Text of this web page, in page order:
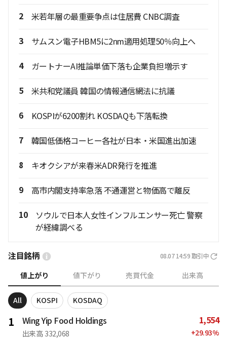
2 米若年層の最重要争点は住居費 CNBC調査
3 サムスン電子HBM5に2nm適用処理50％向上へ
4 ガートナーAI推論単価下落も企業負担増示す
5 米共和党議員 韓国の情報通信網法に抗議
6 KOSPIが6200割れ KOSDAQも下落転換
7 韓国低価格コーヒー各社が日本・米国進出加速
8 キオクシアが来春米ADR発行を推進
9 高市内閣支持率急落 不通運営と物価高で離反
10
ソウルで日本人女性インフルエンサー死亡 警察
が経緯調べる
注目銘柄 08.07 14:59 取引中
値上がり 値下がり 売買代金 出来高
All KOSPI KOSDAQ
1 Wing Yip Food Holdings
出来高 332,068
1,554
+29.93%